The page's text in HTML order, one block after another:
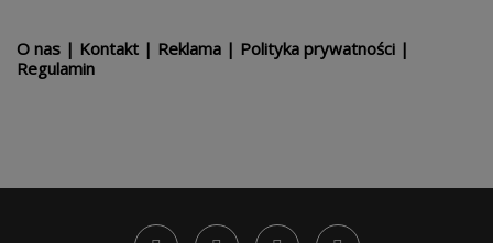
O nas | Kontakt | Reklama | Polityka prywatności |
Regulamin